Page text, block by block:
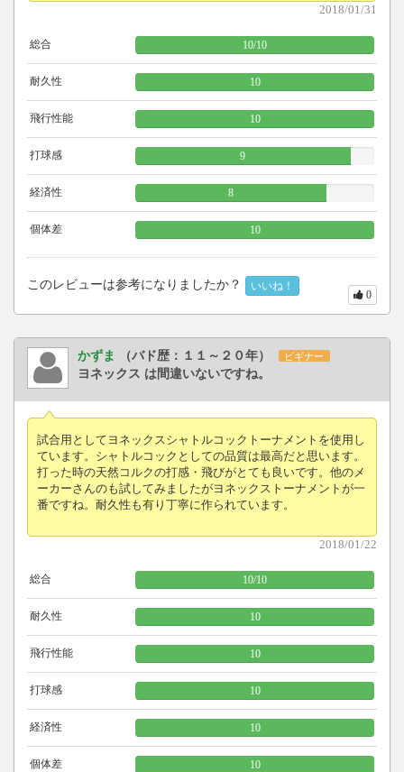
2018/01/31
総合 10/10
耐久性 10
飛行性能 10
打球感 9
経済性 8
個体差 10
このレビューは参考になりましたか？ いいね！
0
かずま （バド歴：１１～２０年） ビギナー
ヨネックス は間違いないですね。
試合用としてヨネックスシャトルコックトーナメントを使用し
ています。シャトルコックとしての品質は最高だと思います。
打った時の天然コルクの打感・飛びがとても良いです。他のメ
ーカーさんのも試してみましたがヨネックストーナメントが一
番ですね。耐久性も有り丁寧に作られています。
2018/01/22
総合 10/10
耐久性 10
飛行性能 10
打球感 10
経済性 10
個体差 10